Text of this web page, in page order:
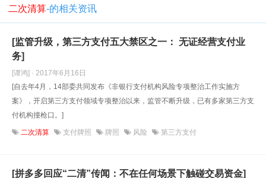
二次清算-的相关资讯
[监管升级，第三方支付五大禁区之一： 无证经营支付业
务]
[谭鸿] · 2017年6月16日
[自去年4月，14部委共同发布《非银行支付机构风险专项整治工作实施方
案》，开启第三方支付领域专项整治以来，监管不断升级，已有多家第三方支
付机构撞枪口。]
二次清算 支付牌照 牌照 风险 第三方支付
[拼多多回应“二清”传闻：不在任何场景下触碰交易资金]